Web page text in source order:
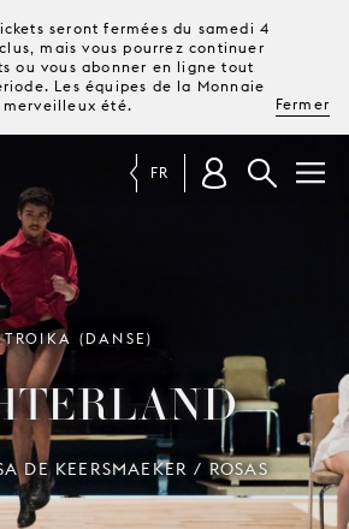
seront fermées du samedi 4
mais vous pourrez continuer
ou vous abonner en ligne tout
Les équipes de la Monnaie
été.
Fermer
TICKETS &
ABONNEMENTS
VOTRE
VISITE
FR
TROIKA (DANSE)
DE KEERSMAEKER / ROSAS